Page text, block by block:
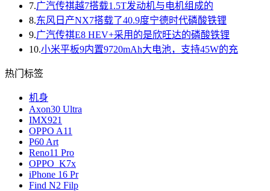
7.广汽传祺越7搭载1.5T发动机与电机组成的
8.东风日产NX7搭载了40.9度宁德时代磷酸铁锂
9.广汽传祺E8 HEV+采用的是欣旺达的磷酸铁锂
10.小米平板9内置9720mAh大电池，支持45W的充
热门标签
机身
Axon30 Ultra
IMX921
OPPO A11
P60 Art
Reno11 Pro
OPPO K7x
iPhone 16 Pr
Find N2 Filp